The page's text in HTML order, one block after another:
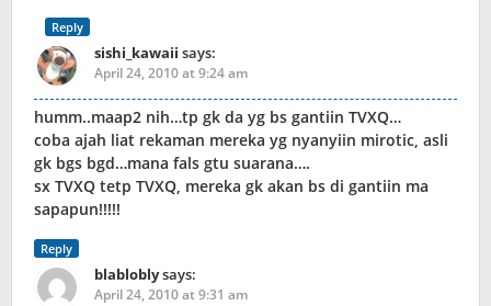
Reply
sishi_kawaii says:
April 24, 2010 at 9:24 am
humm..maap2 nih…tp gk da yg bs gantiin TVXQ…
coba ajah liat rekaman mereka yg nyanyiin mirotic, asli
gk bgs bgd…mana fals gtu suarana….
sx TVXQ tetp TVXQ, mereka gk akan bs di gantiin ma
sapapun!!!!!
Reply
blabloblysays:
April 24, 2010 at 9:31 am